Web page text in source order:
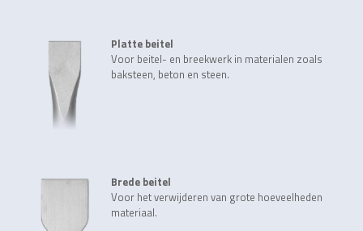
Platte beitel
Voor beitel- en breekwerk in materialen zoals
baksteen, beton en steen.
Brede beitel
Voor het verwijderen van grote hoeveelheden
materiaal.